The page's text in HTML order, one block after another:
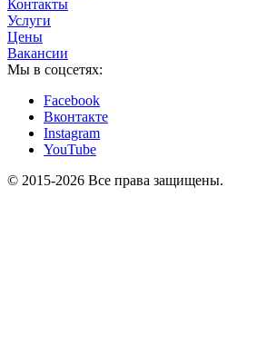
Контакты
Услуги
Цены
Вакансии
Мы в соцсетях:
Facebook
Вконтакте
Instagram
YouTube
© 2015-2026 Все права защищены.